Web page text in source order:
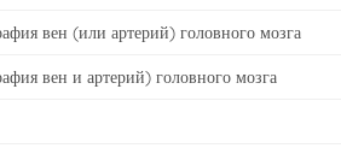
вен (или артерий) головного мозга
вен и артерий) головного мозга